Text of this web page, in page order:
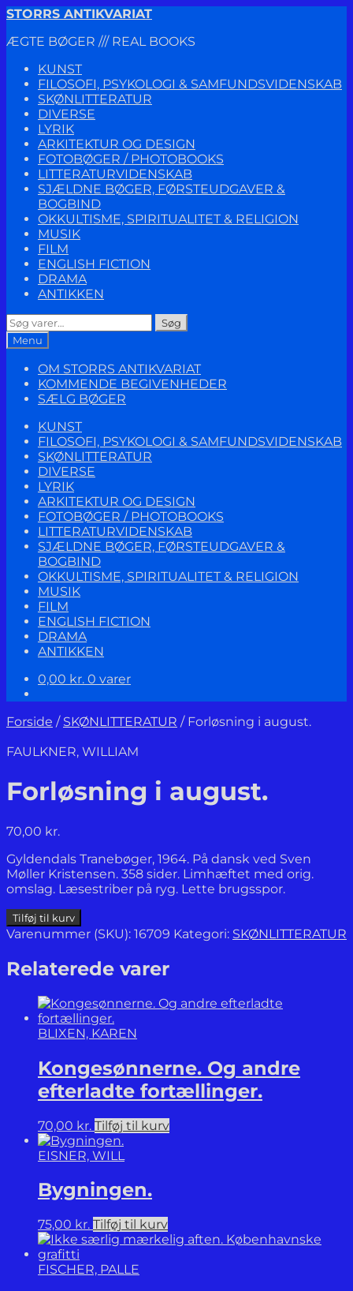
Spring
navigation
Spring
indhold
STORRS ANTIKVARIAT
ÆGTE BØGER /// REAL BOOKS
KUNST
FILOSOFI, PSYKOLOGI & SAMFUNDSVIDENSKAB
SKØNLITTERATUR
DIVERSE
LYRIK
ARKITEKTUR OG DESIGN
FOTOBØGER / PHOTOBOOKS
LITTERATURVIDENSKAB
SJÆLDNE BØGER, FØRSTEUDGAVER &
BOGBIND
OKKULTISME, SPIRITUALITET & RELIGION
MUSIK
FILM
ENGLISH FICTION
DRAMA
ANTIKKEN
Søg
efter:
Søg
Menu
OM STORRS ANTIKVARIAT
KOMMENDE BEGIVENHEDER
SÆLG BØGER
KUNST
FILOSOFI, PSYKOLOGI & SAMFUNDSVIDENSKAB
SKØNLITTERATUR
DIVERSE
LYRIK
ARKITEKTUR OG DESIGN
FOTOBØGER / PHOTOBOOKS
LITTERATURVIDENSKAB
SJÆLDNE BØGER, FØRSTEUDGAVER &
BOGBIND
OKKULTISME, SPIRITUALITET & RELIGION
MUSIK
FILM
ENGLISH FICTION
DRAMA
ANTIKKEN
0,00 kr. 0 varer
Forside / SKØNLITTERATUR / Forløsning i august.
FAULKNER, WILLIAM
Forløsning i august.
70,00 kr.
Gyldendals Tranebøger, 1964. På dansk ved Sven
Møller Kristensen. 358 sider. Limhæftet med orig.
omslag. Læsestriber på ryg. Lette brugsspor.
Forløsning
i
antal
Tilføj til kurv
Varenummer (SKU): 16709 Kategori: SKØNLITTERATUR
Relaterede varer
BLIXEN, KAREN
Kongesønnerne. Og andre
efterladte fortællinger.
70,00 kr. Tilføj til kurv
EISNER, WILL
Bygningen.
75,00 kr. Tilføj til kurv
FISCHER, PALLE